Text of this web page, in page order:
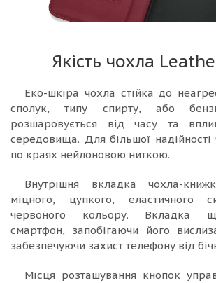
Якість чохла
Еко-шкіра чохла стійка до
сполук, типу спирту, або
розшаровується від часу та
середовища. Для більшої
по краях нейлоновою ниткою.
Внутрішня вкладка чохла-
міцного, цупкого, еластичного
червоного кольору. Вкладка
смартфон, запобігаючи його
забезпечуючи захист телефону від
Місця розташування кнопок